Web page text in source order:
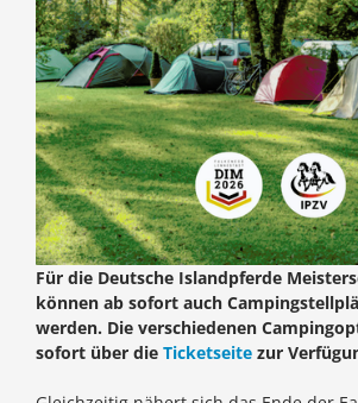
Für die Deutsche Islandpferde
können ab sofort auch
werden. Die verschiedenen
sofort über die Ticketseite zur